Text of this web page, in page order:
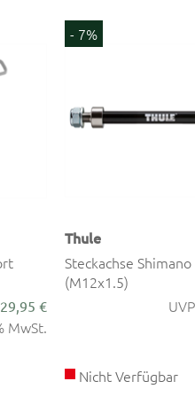
€
MwSt.
- 7%
Thule
Steckachse
(M12x1.5)
Nicht Verfügbar